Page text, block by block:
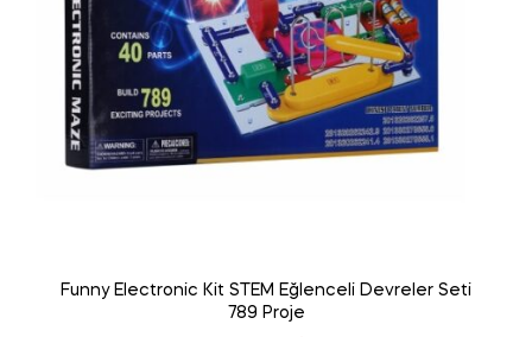
Funny Electronic Kit STEM Eğlenceli Devreler Seti
789 Proje